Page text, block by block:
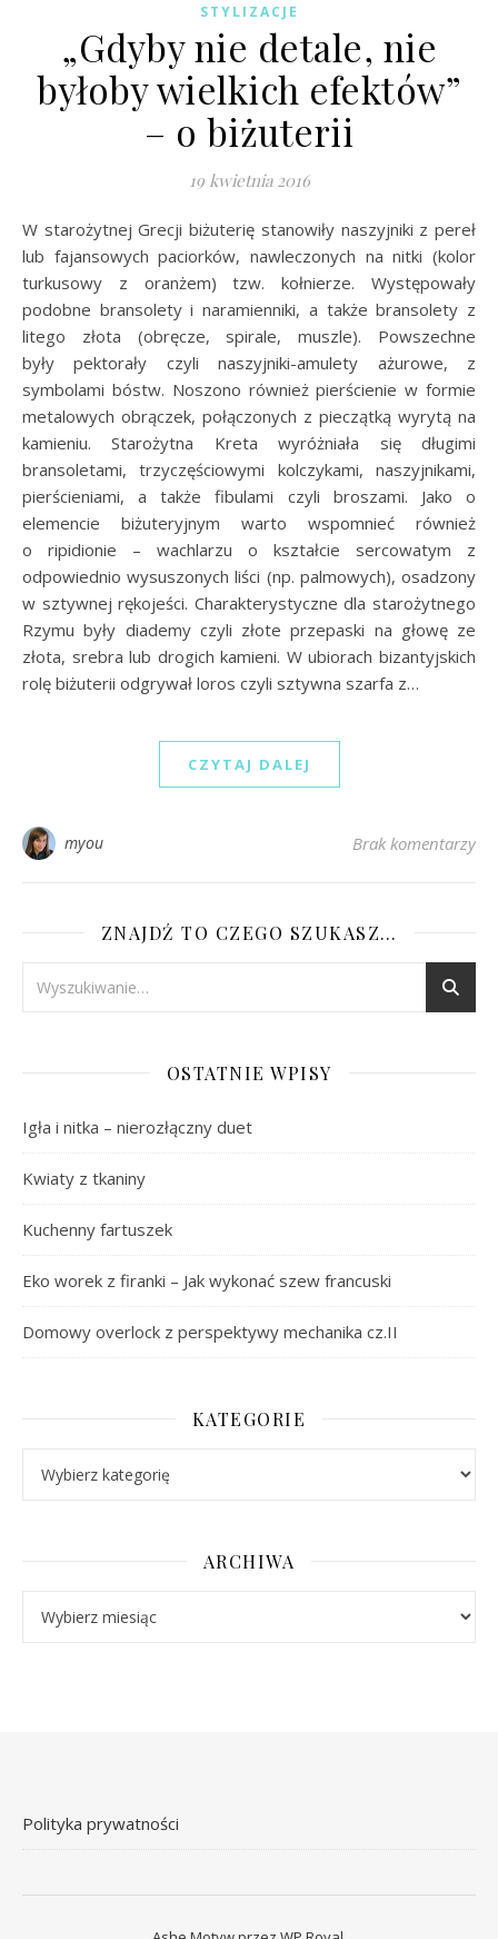
STYLIZACJE
„Gdyby nie detale, nie
byłoby wielkich efektów”
– o biżuterii
19 kwietnia 2016
W starożytnej Grecji biżuterię stanowiły naszyjniki z pereł
lub fajansowych paciorków, nawleczonych na nitki (kolor
turkusowy z oranżem) tzw. kołnierze. Występowały
podobne bransolety i naramienniki, a także bransolety z
litego złota (obręcze, spirale, muszle). Powszechne
były pektorały czyli naszyjniki-amulety ażurowe, z
symbolami bóstw. Noszono również pierścienie w formie
metalowych obrączek, połączonych z pieczątką wyrytą na
kamieniu. Starożytna Kreta wyróżniała się długimi
bransoletami, trzyczęściowymi kolczykami, naszyjnikami,
pierścieniami, a także fibulami czyli broszami. Jako o
elemencie biżuteryjnym warto wspomnieć również
o ripidionie – wachlarzu o kształcie sercowatym z
odpowiednio wysuszonych liści (np. palmowych), osadzony
w sztywnej rękojeści. Charakterystyczne dla starożytnego
Rzymu były diademy czyli złote przepaski na głowę ze
złota, srebra lub drogich kamieni. W ubiorach bizantyjskich
rolę biżuterii odgrywał loros czyli sztywna szarfa z…
CZYTAJ DALEJ
myou Brak komentarzy
ZNAJDŹ TO CZEGO SZUKASZ…
OSTATNIE WPISY
Igła i nitka – nierozłączny duet
Kwiaty z tkaniny
Kuchenny fartuszek
Eko worek z firanki – Jak wykonać szew francuski
Domowy overlock z perspektywy mechanika cz.II
KATEGORIE
ARCHIWA
Polityka prywatności